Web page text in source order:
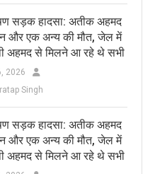
सड़क हादसा: अतीक अहमद
और एक अन्य की मौत, जेल में
अहमद से मिलने आ रहे थे सभी
2026
Singh
सड़क हादसा: अतीक अहमद
और एक अन्य की मौत, जेल में
अहमद से मिलने आ रहे थे सभी